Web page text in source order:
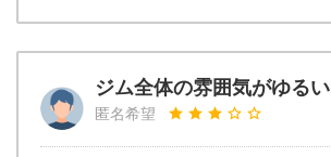
ジム全体の雰囲気がゆるい
匿名希望